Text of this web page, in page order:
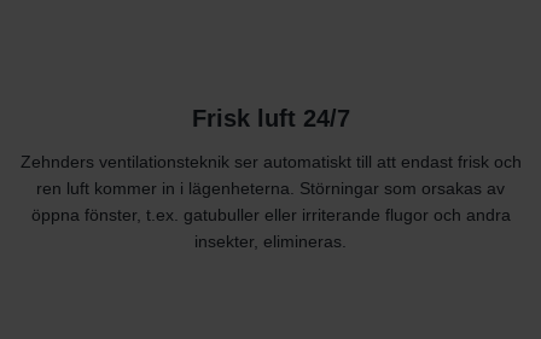
Frisk luft 24/7
Zehnders ventilationsteknik ser automatiskt till att endast frisk och
ren luft kommer in i lägenheterna. Störningar som orsakas av
öppna fönster, t.ex. gatubuller eller irriterande flugor och andra
insekter, elimineras.